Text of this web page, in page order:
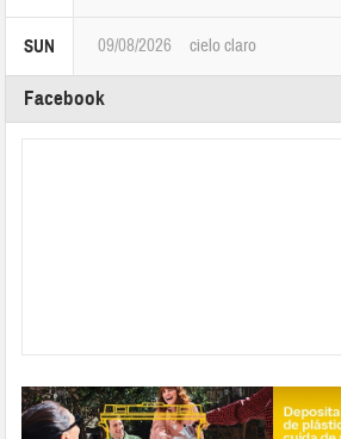
SUN 09/08/2026 cielo claro
Facebook